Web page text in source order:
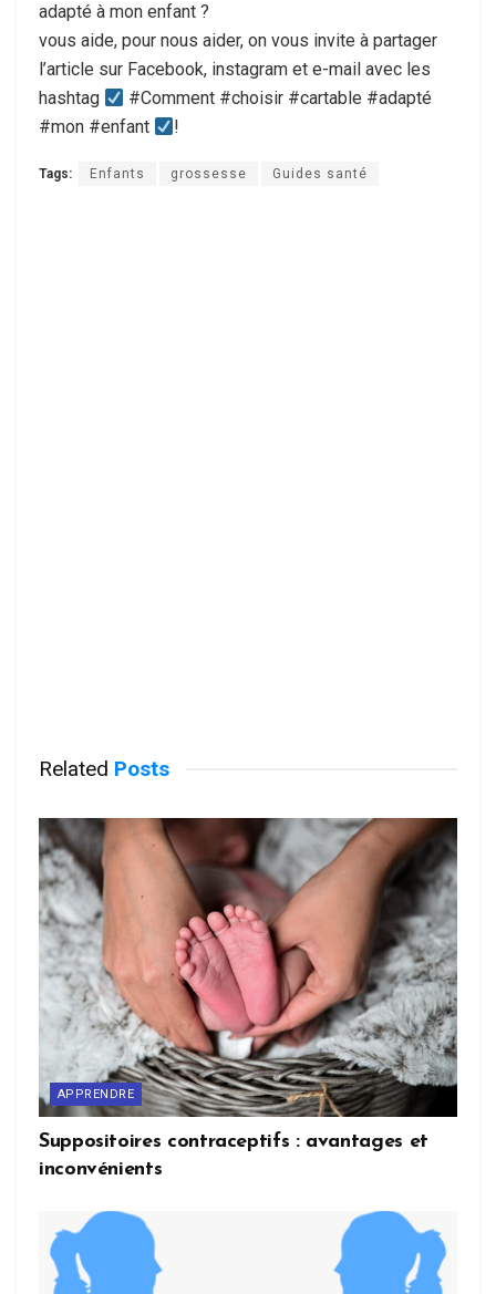
adapté à mon enfant ?
vous aide, pour nous aider, on vous invite à partager
l’article sur Facebook, instagram et e-mail avec les
hashtag
#Comment #choisir #cartable #adapté
#mon #enfant
!
Tags: Enfants grossesse Guides santé
Related Posts
APPRENDRE
Suppositoires contraceptifs : avantages et
inconvénients